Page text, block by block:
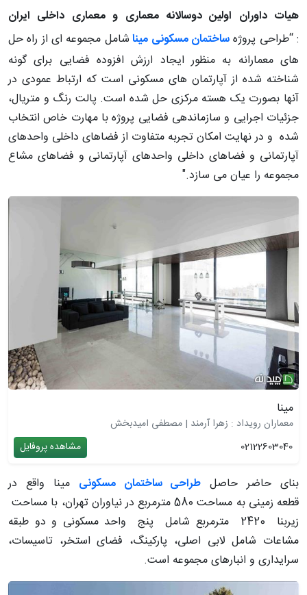
هیات داوران اولین دوسالانه معماری و معماری داخلی ایران
:“طراحی پروژهساختمان مسکونی میناشامل مجموعه ای از راه حل
های معمارانه به منظور ایجاد ارزش افزوده فضایی برای گونه
شناخته شده از آپارتمان های مسکونی است که ارتباط عمودی در
آنها بصورت یک هسته مرکزی حل شده است. پالت رنگ و متریال،
جزئیات اجرایی و سازماندهی فضایی پروژه با مهارت خاص انتخاب
شده و در نهایت امکان تجربه متفاوت از فضاهای داخلی واحدهای
آپارتمانی و فضاهای داخلی واحدهای آپارتمانی و فضاهای مشاع
مجموعه را عیان می سازد."
مینا
معماران رویداد : زهرا آرمند | مصطفی امیدبخش
02122603040
مشاهده پروفایل
بنای حاضر حاصل طراحی ساختمان مسکونی مینا واقع در
قطعه زمینی به مساحت 580 متر‌مربع در نیاوران تهران، با مساحت
زیربنا 2420 متر‌مربع شامل پنج واحد مسکونی و دو طبقه
مشاعات شامل لابی اصلی، پارکینگ، فضای استخر، تاسیسات،
سرایداری و انبارهای مجموعه است.